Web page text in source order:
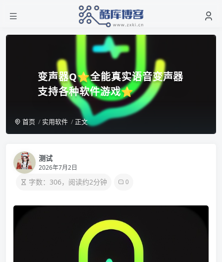
变声器Q⭐全能真实语音变声器
支持各种软件游戏⭐
首页 实用软件 正文
测试
2026年7月2日
字数：306，阅读约2分钟 0